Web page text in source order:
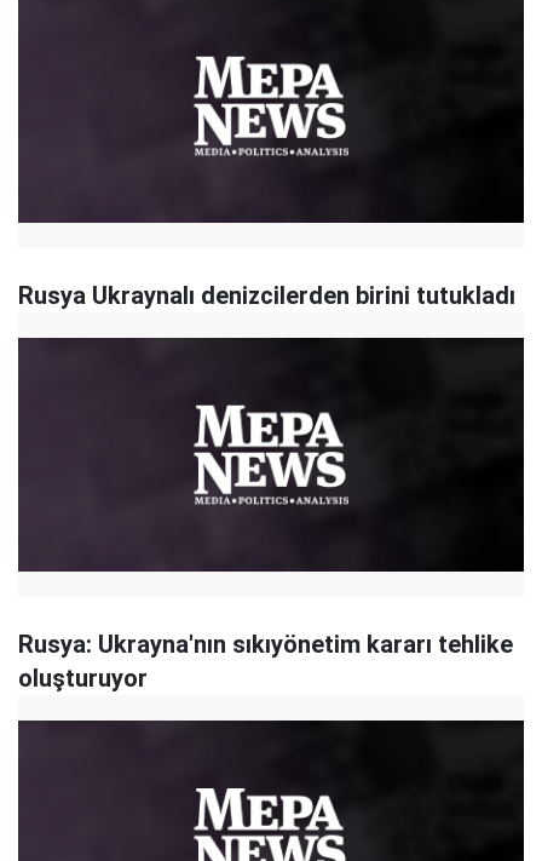
Rusya Ukraynalı denizcilerden birini tutukladı
Rusya: Ukrayna'nın sıkıyönetim kararı tehlike
oluşturuyor